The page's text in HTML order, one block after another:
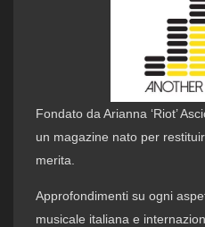
Fondato da Arianna ‘Riot’
un magazine nato per
merita.
Approfondimenti su ogni
musicale italiana e